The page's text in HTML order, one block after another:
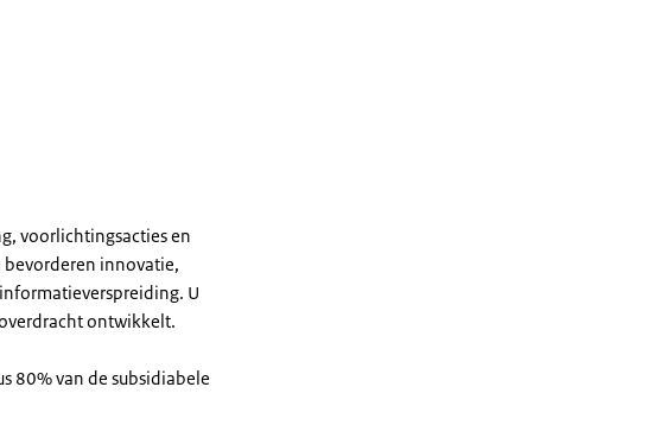
voorlichtingsacties en
innovatie,
U
ontwikkelt.
80% van de subsidiabele